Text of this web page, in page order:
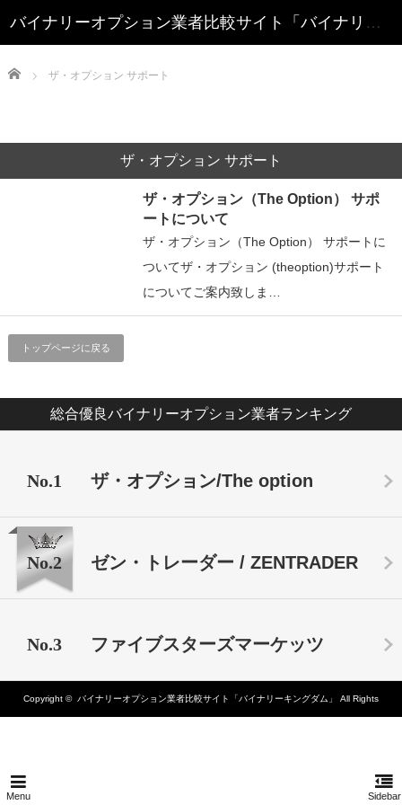
Menu Sidebar
Home ザ・オプション サポート
ザ・オプション サポート
ザ・オプション（The Option） サポ
ートについて
ザ・オプション（The Option） サポートに
ついてザ・オプション (theoption)サポート
についてご案内致しま…
トップページに戻る
総合優良バイナリーオプション業者ランキング
No.1 ザ・オプション/The option
No.2 ゼン・トレーダー / ZENTRADER
No.3 ファイブスターズマーケッツ
Copyright © バイナリーオプション業者比較サイト「バイナリーキングダム」 All Rights